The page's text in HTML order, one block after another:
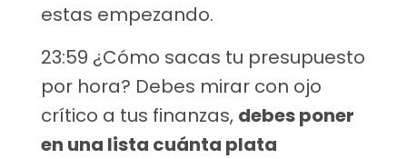
estas empezando.
23:59 ¿Cómo sacas tu presupuesto
por hora? Debes mirar con ojo
crítico a tus finanzas, debes poner
en una lista cuánta plata